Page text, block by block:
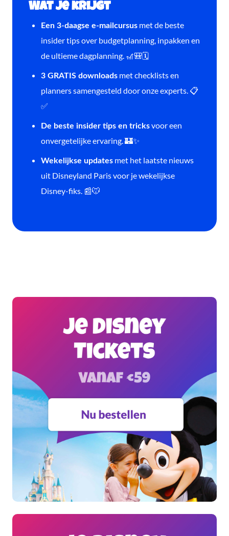
Wat je krijgt
Een 3-daagse e-mailcursus met de beste
insider tips over budgetplanning, inpakken en
de ultieme dagplanning. 🎢🎒🗓️
3 GRATIS downloads met checklists en
planners samengesteld door onze experts. 📋
✅
De beste insider tips en tricksvoor een
onvergetelijke ervaring. 🏰✨
Wekelijkse updates met het laatste nieuws
uit Disneyland Paris voor je wekelijkse
Disney-fiks. 📰🐭